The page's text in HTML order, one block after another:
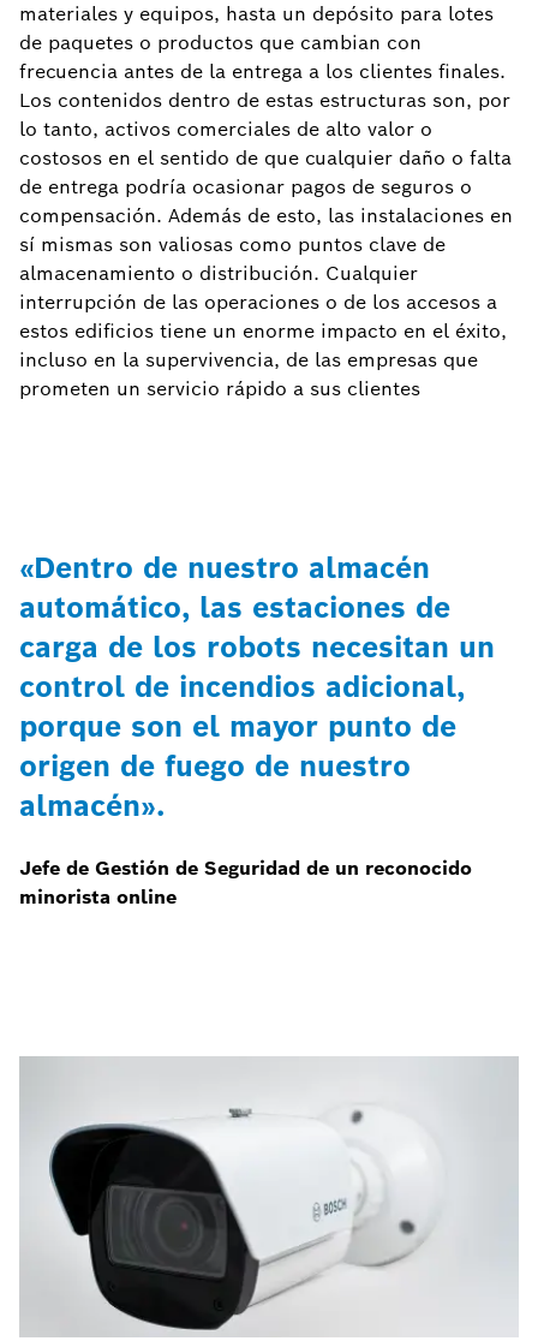
materiales y equipos, hasta un depósito para lotes
de paquetes o productos que cambian con
frecuencia antes de la entrega a los clientes finales.
Los contenidos dentro de estas estructuras son, por
lo tanto, activos comerciales de alto valor o
costosos en el sentido de que cualquier daño o falta
de entrega podría ocasionar pagos de seguros o
compensación. Además de esto, las instalaciones en
sí mismas son valiosas como puntos clave de
almacenamiento o distribución. Cualquier
interrupción de las operaciones o de los accesos a
estos edificios tiene un enorme impacto en el éxito,
incluso en la supervivencia, de las empresas que
prometen un servicio rápido a sus clientes
«Dentro de nuestro almacén
automático, las estaciones de
carga de los robots necesitan un
control de incendios adicional,
porque son el mayor punto de
origen de fuego de nuestro
almacén».
Jefe de Gestión de Seguridad de un reconocido
minorista online